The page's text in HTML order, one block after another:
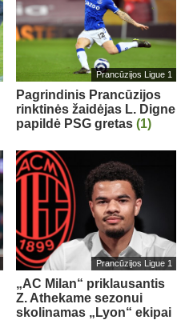
Prancūzijos Ligue 1
Pagrindinis Prancūzijos
rinktinės žaidėjas L. Digne
papildė PSG gretas (1)
Prancūzijos Ligue 1
„AC Milan“ priklausantis
Z. Athekame sezonui
skolinamas „Lyon“ ekipai